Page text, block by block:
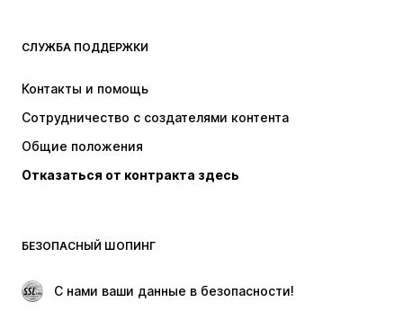
ADIDAS SPORTSWEAR
NIKE
СЛУЖБА ПОДДЕРЖКИ
Контакты и помощь
Сотрудничество с создателями контента
Общие положения
Отказаться от контракта здесь
БЕЗОПАСНЫЙ ШОПИНГ
С нами ваши данные в безопасности!